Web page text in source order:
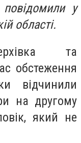
у
області.
та
обстеження
відчинили
на другому
який не